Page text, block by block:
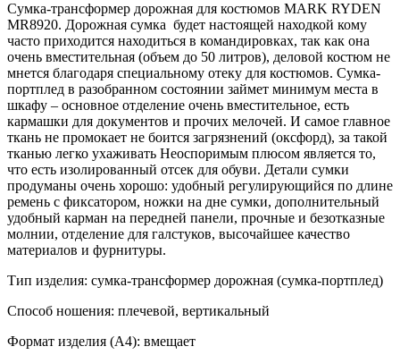
Cумка-трансформер дорожная для костюмов MARK RYDEN
MR8920. Дорожная сумка будет настоящей находкой кому
часто приходится находиться в командировках, так как она
очень вместительная (объем до 50 литров), деловой костюм не
мнется благодаря специальному отеку для костюмов. Сумка-
портплед в разобранном состоянии займет минимум места в
шкафу – основное отделение очень вместительное, есть
кармашки для документов и прочих мелочей. И самое главное
ткань не промокает не боится загрязнений (оксфорд), за такой
тканью легко ухаживать Неоспоримым плюсом является то,
что есть изолированный отсек для обуви. Детали сумки
продуманы очень хорошо: удобный регулирующийся по длине
ремень с фиксатором, ножки на дне сумки, дополнительный
удобный карман на передней панели, прочные и безотказные
молнии, отделение для галстуков, высочайшее качество
материалов и фурнитуры.
Тип изделия: сумка-трансформер дорожная (сумка-портплед)
Способ ношения: плечевой, вертикальный
Формат изделия (А4): вмещает